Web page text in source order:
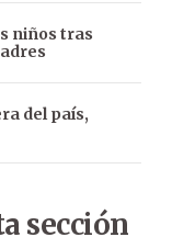
niños tras
del país,
sección